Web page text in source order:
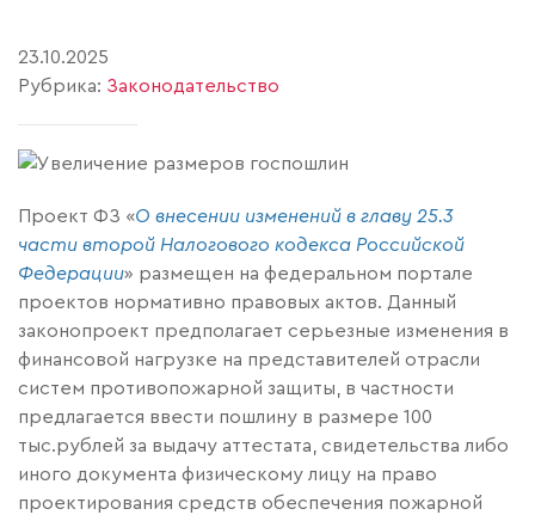
23.10.2025
Рубрика: Законодательство
Проект ФЗ «О внесении изменений в главу 25.3
части второй Налогового кодекса Российской
Федерации» размещен на федеральном портале
проектов нормативно правовых актов. Данный
законопроект предполагает серьезные изменения в
финансовой нагрузке на представителей отрасли
систем противопожарной защиты, в частности
предлагается ввести пошлину в размере 100
тыс.рублей за выдачу аттестата, свидетельства либо
иного документа физическому лицу на право
проектирования средств обеспечения пожарной